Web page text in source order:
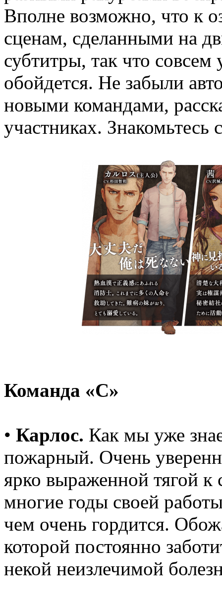
Вполне возможно, что к
сценам, сделанными на
субтитры, так что совсем
обойдется. Не забыли
новыми командами,
участниках.
Команда «С»
• Карлос. Как мы уже
пожарный. Очень
ярко выраженной тягой к
многие годы своей
чем очень гордится.
которой постоянно
некой неизлечимой